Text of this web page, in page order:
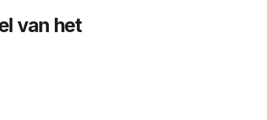
van het